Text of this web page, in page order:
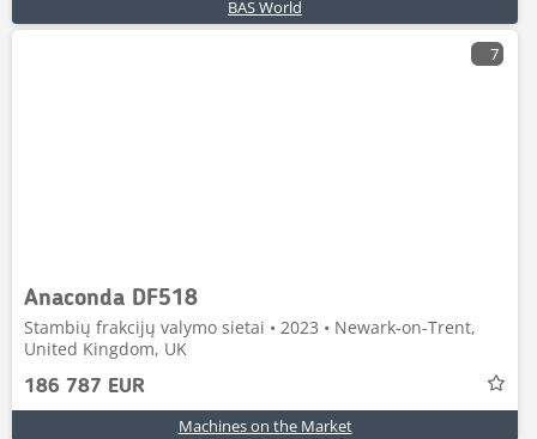
BAS World
7
Anaconda DF518
Stambių frakcijų valymo sietai • 2023 • Newark-on-Trent,
United Kingdom, UK
186 787 EUR
Machines on the Market